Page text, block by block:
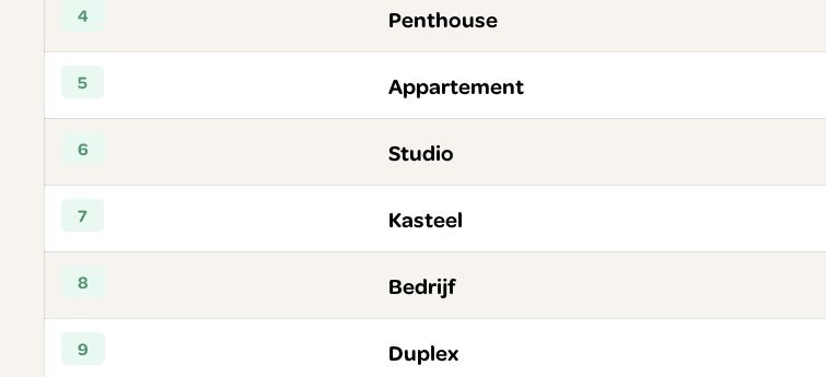
4 Penthouse
5 Appartement
6 Studio
7 Kasteel
8 Bedrijf
9 Duplex